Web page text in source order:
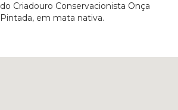
do Criadouro Conservacionista Onça
Pintada, em mata nativa.